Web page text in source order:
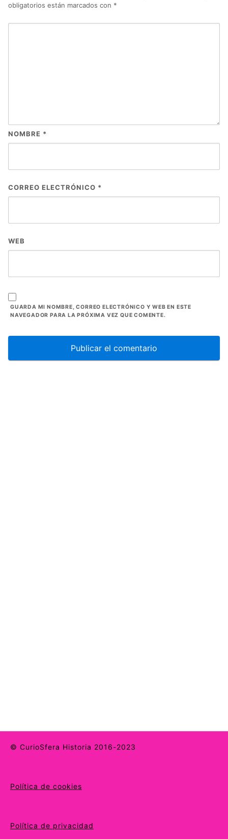
obligatorios están marcados con *
NOMBRE *
CORREO ELECTRÓNICO *
WEB
GUARDA MI NOMBRE, CORREO ELECTRÓNICO Y WEB EN ESTE
NAVEGADOR PARA LA PRÓXIMA VEZ QUE COMENTE.
© CurioSfera Historia 2016-2023
Política de cookies
Política de privacidad